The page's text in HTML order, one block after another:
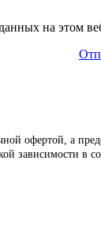
на этом
офертой, а
в